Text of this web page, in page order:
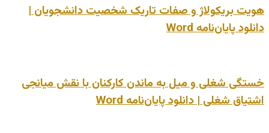
هویت بریکولاژ و صفات تاریک شخصیت دانشجویان |
دانلود پایان‌نامه Word
خستگی شغلی و میل به ماندن کارکنان با نقش میانجی
اشتیاق شغلی | دانلود پایان‌نامه Word